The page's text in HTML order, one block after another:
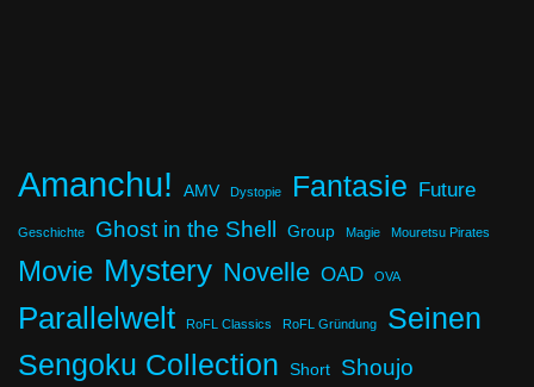
Amanchu! AMV Dystopie Fantasie Future
Geschichte Ghost in the Shell Group Magie Mouretsu Pirates
Movie Mystery Novelle OAD OVA
Parallelwelt RoFL Classics RoFL Gründung
Seinen
Sengoku Collection
Short Shoujo